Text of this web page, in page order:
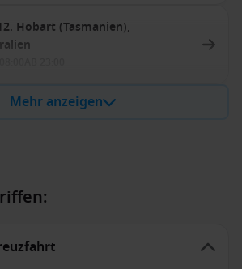
Hobart (Tasmanien),
Mehr anzeigen